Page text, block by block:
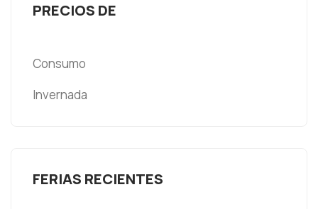
PRECIOS DE
Consumo
Invernada
FERIAS RECIENTES